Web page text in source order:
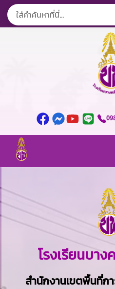
โรงเรียนบา
สำนักงานเขตพื้นที่ก